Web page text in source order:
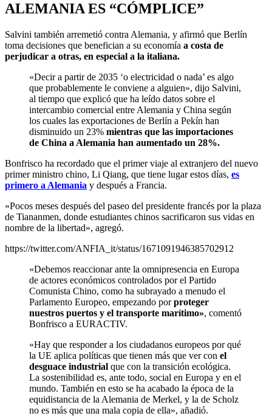
ALEMANIA ES “CÓMPLICE”
Salvini también arremetió contra Alemania, y afirmó que Berlín
toma decisiones que benefician a su economía a costa de
perjudicar a otras, en especial a la italiana.
«Decir a partir de 2035 ‘o electricidad o nada’ es algo
que probablemente le conviene a alguien», dijo Salvini,
al tiempo que explicó que ha leído datos sobre el
intercambio comercial entre Alemania y China según
los cuales las exportaciones de Berlín a Pekín han
disminuido un 23% mientras que las importaciones
de China a Alemania han aumentado un 28%.
Bonfrisco ha recordado que el primer viaje al extranjero del nuevo
primer ministro chino, Li Qiang, que tiene lugar estos días, es
primero a Alemania y después a Francia.
«Pocos meses después del paseo del presidente francés por la plaza
de Tiananmen, donde estudiantes chinos sacrificaron sus vidas en
nombre de la libertad», agregó.
https://twitter.com/ANFIA_it/status/1671091946385702912
«Debemos reaccionar ante la omnipresencia en Europa
de actores económicos controlados por el Partido
Comunista Chino, como ha subrayado a menudo el
Parlamento Europeo, empezando porproteger
nuestros puertos y el transporte marítimo», comentó
Bonfrisco a EURACTIV.
«Hay que responder a los ciudadanos europeos por qué
la UE aplica políticas que tienen más que ver con el
desguace industrial que con la transición ecológica.
La sostenibilidad es, ante todo, social en Europa y en el
mundo. También en esto se ha acabado la época de la
equidistancia de la Alemania de Merkel, y la de Scholz
no es más que una mala copia de ella», añadió.